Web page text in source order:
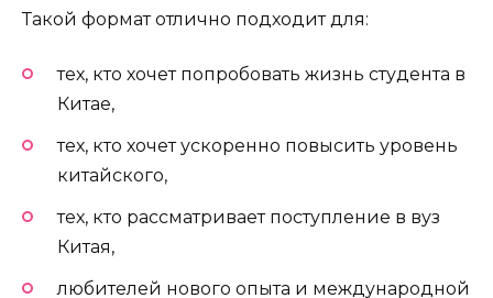
Такой формат отлично подходит для:
тех, кто хочет попробовать жизнь студента в
Китае,
тех, кто хочет ускоренно повысить уровень
китайского,
тех, кто рассматривает поступление в вуз
Китая,
любителей нового опыта и международной